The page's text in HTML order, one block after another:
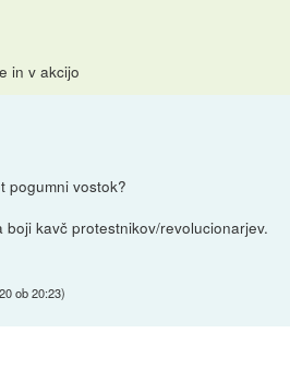
in v akcijo
pogumni vostok?
boji kavč protestnikov/revolucionarjev.
ob 20:23)